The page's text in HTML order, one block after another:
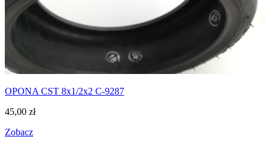
OPONA CST 8x1/2x2 C-9287
45,00 zł
Zobacz